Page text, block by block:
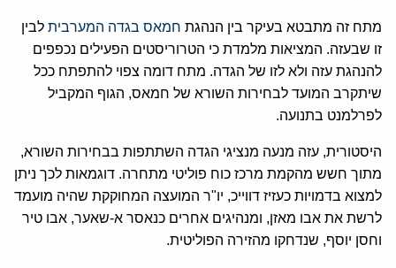
מתח זה מתבטא בעיקר בין הנהגת חמאס בגדה המערבית לבין
זו שבעזה. המציאות מלמדת כי הטרוריסטים הפעילים נכפפים
להנהגת עזה ולא לזו של הגדה. מתח דומה צפוי להתפתח ככל
שיתקרב המועד לבחירות השורא של חמאס, הגוף המקביל
לפרלמנט בתנועה.
היסטורית, עזה מנעה מנציגי הגדה השתתפות בבחירות השורא,
מתוך חשש מהקמת מרכז כוח פוליטי מתחרה. דוגמאות לכך ניתן
למצוא בדמויות כעזיז דווייכ, יו"ר המועצה המחוקקת שהיה מועמד
לרשת את אבו מאזן, ומנהיגים אחרים כנאסר א-שאער, אבו טיר
וחסן יוסף, שנדחקו מהזירה הפוליטית.